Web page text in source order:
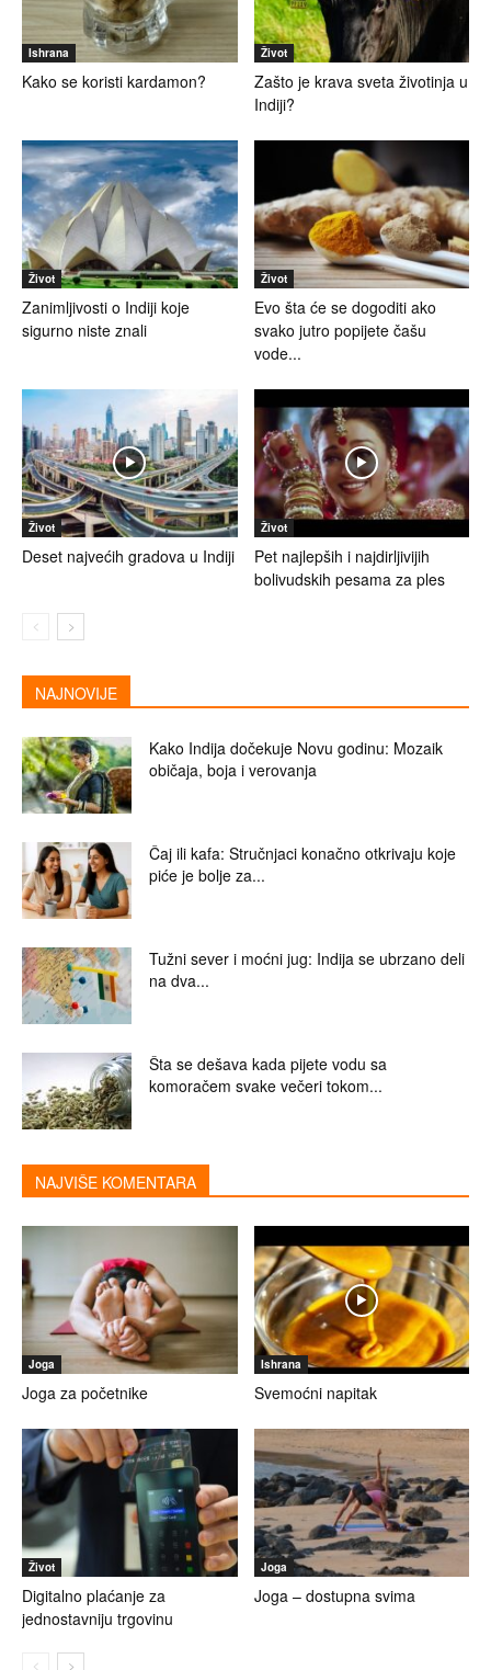
Ishrana
Kako se koristi kardamon?
Život
Zašto je krava sveta životinja u
Indiji?
Život
Zanimljivosti o Indiji koje
sigurno niste znali
Život
Evo šta će se dogoditi ako
svako jutro popijete čašu
vode...
Život
Deset najvećih gradova u Indiji
Život
Pet najlepših i najdirljivijih
bolivudskih pesama za ples
NAJNOVIJE
Kako Indija dočekuje Novu godinu: Mozaik
običaja, boja i verovanja
Čaj ili kafa: Stručnjaci konačno otkrivaju koje
piće je bolje za...
Tužni sever i moćni jug: Indija se ubrzano deli
na dva...
Šta se dešava kada pijete vodu sa
komoračem svake večeri tokom...
NAJVIŠE KOMENTARA
Joga
Joga za početnike
Ishrana
Svemoćni napitak
Život
Digitalno plaćanje za
jednostavniju trgovinu
Joga
Joga – dostupna svima